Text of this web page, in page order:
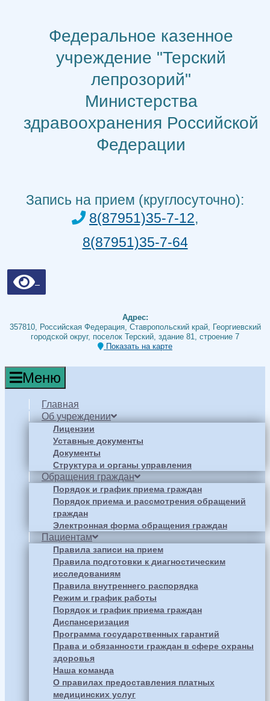
содержимомуФедеральное казенное
учреждение "Терский
лепрозорий"
Министерства
здравоохранения Российской
Федерации
Запись на прием (круглосуточно):
8(87951)35-7-12,
8(87951)35-7-64
Адрес:
357810, Российская Федерация, Ставропольский край, Георгиевский
городской округ, поселок Терский, здание 81, строение 7
Показать на карте
Меню
Главная
Об учреждении
Лицензии
Уставные документы
Документы
Структура и органы управления
Обращения граждан
Порядок и график приема граждан
Порядок приема и рассмотрения обращений
граждан
Электронная форма обращения граждан
Пациентам
Правила записи на прием
Правила подготовки к диагностическим
исследованиям
Правила внутреннего распорядка
Режим и график работы
Порядок и график приема граждан
Диспансеризация
Программа государственных гарантий
Права и обязанности граждан в сфере охраны
здоровья
Наша команда
О правилах предоставления платных
медицинских услуг